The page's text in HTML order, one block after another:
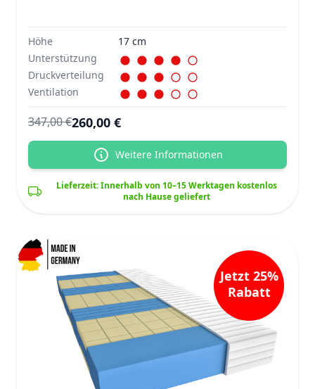
Höhe
17 cm
Unterstützung
Druckverteilung
Ventilation
260,00 €
347,00 €
Weitere Informationen
Lieferzeit: Innerhalb von 10–15 Werktagen kostenlos
nach Hause geliefert
Jetzt 25%
Rabatt